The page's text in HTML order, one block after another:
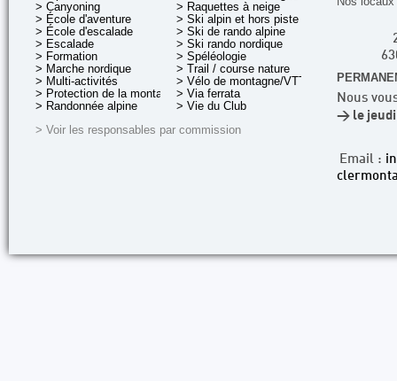
> Canyoning
> École d'aventure
> École d'escalade
> Escalade
> Formation
> Marche nordique
> Multi-activités
> Protection de la montagne
> Randonnée alpine
> Raquettes à neige
> Ski alpin et hors piste
> Ski de rando alpine
> Ski rando nordique
> Spéléologie
> Trail / course nature
> Vélo de montagne/VTT
> Via ferrata
> Vie du Club
> Voir les responsables par commission
Nous
> le jeudi
Email :